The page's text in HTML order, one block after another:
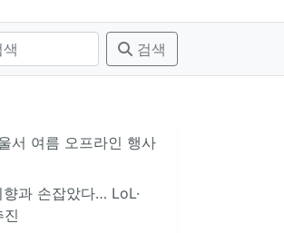
검색
서 여름 오프라인 행사
과 손잡았다… LoL·